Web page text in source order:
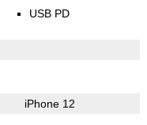
USB PD
iPhone 12